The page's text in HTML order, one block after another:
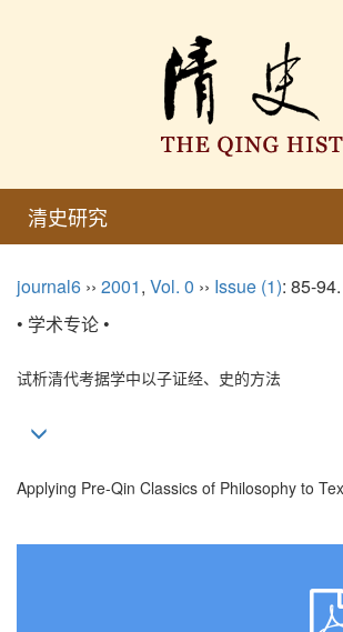
清史研究
journal6 ›› 2001, Vol. 0 ›› Issue (1): 85-94.
• 学术专论 •
试析清代考据学中以子证经、史的方法
Applying Pre-Qin Classics of Philosophy to